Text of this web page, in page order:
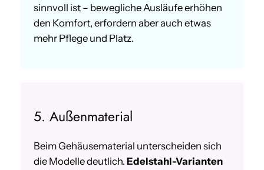
sinnvoll ist – bewegliche Ausläufe erhöhen
den Komfort, erfordern aber auch etwas
mehr Pflege und Platz.
5. Außenmaterial
Beim Gehäusematerial unterscheiden sich
die Modelle deutlich.Edelstahl-Varianten